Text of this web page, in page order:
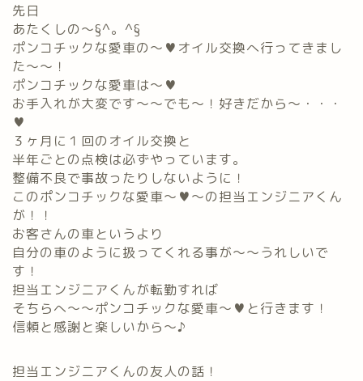
先日
あたくしの～§^。^§
ポンコチックな愛車の～♥オイル交換へ行ってきまし
た～～！
ポンコチックな愛車は～♥
お手入れが大変です～～でも～！好きだから～・・・
♥
３ヶ月に１回のオイル交換と
半年ごとの点検は必ずやっています。
整備不良で事故ったりしないように！
このポンコチックな愛車～♥～の担当エンジニアくん
が！！
お客さんの車というより
自分の車のように扱ってくれる事が～～うれしいで
す！
担当エンジニアくんが転勤すれば
そちらへ～～ポンコチックな愛車～♥と行きます！
信頼と感謝と楽しいから～♪
担当エンジニアくんの友人の話！